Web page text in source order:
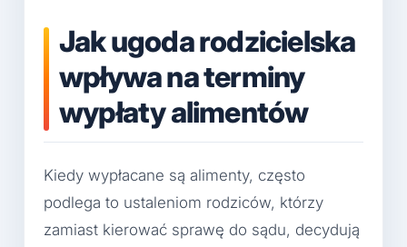
Jak ugoda rodzicielska
wpływa na terminy
wypłaty alimentów
Kiedy wypłacane są alimenty, często
podlega to ustaleniom rodziców, którzy
zamiast kierować sprawę do sądu, decydują